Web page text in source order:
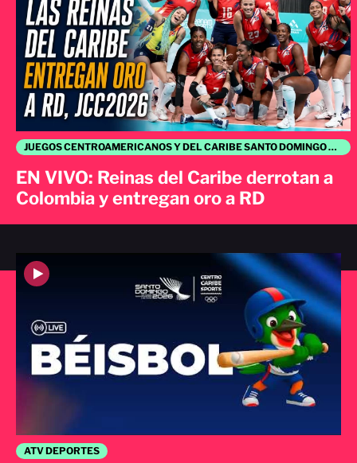
ATV DEPORTES
JUEGOS CENTROAMERICANOS Y DEL CARIBE SANTO DOMINGO 2026
EN VIVO: Reinas del Caribe derrotan a
Colombia y entregan oro a RD